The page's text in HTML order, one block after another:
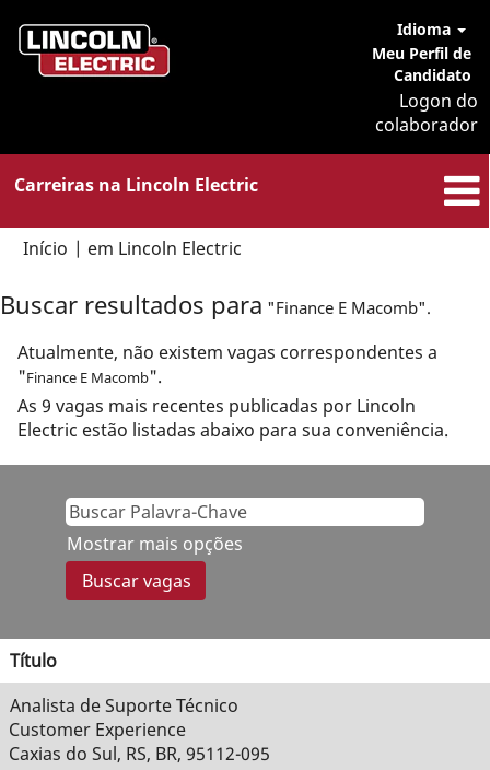
Idioma
Meu Perfil de
Candidato
Logon do
colaborador
Carreiras na Lincoln Electric
Início | em Lincoln Electric
Buscar resultados para "Finance E Macomb".
Atualmente, não existem vagas correspondentes a
"Finance E Macomb".
As 9 vagas mais recentes publicadas por Lincoln
Electric estão listadas abaixo para sua conveniência.
Mostrar mais opções
Título
Analista de Suporte Técnico
Customer Experience
Caxias do Sul, RS, BR, 95112-095